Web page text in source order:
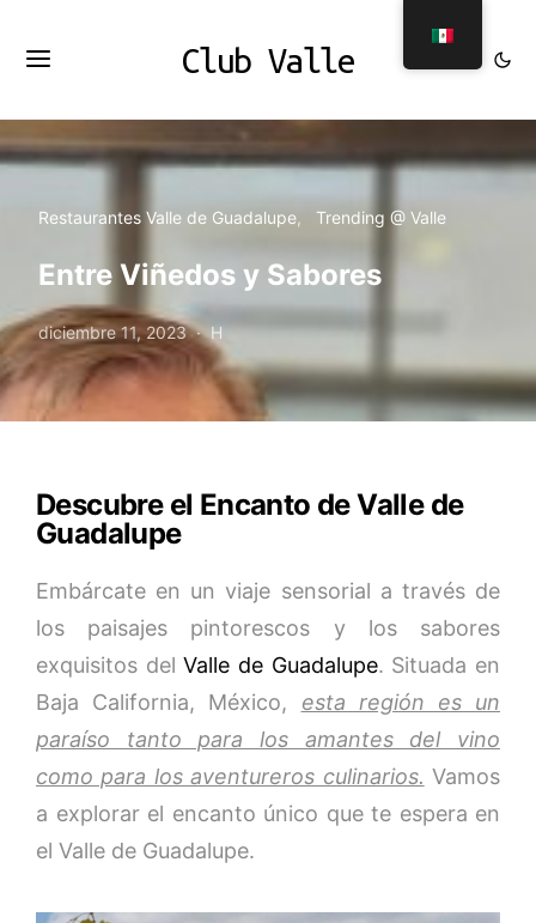
Club Valle
Restaurantes Valle de Guadalupe Trending @ Valle
Entre Viñedos y Sabores
diciembre 11, 2023 H
Descubre el Encanto de Valle de
Guadalupe
Embárcate en un viaje sensorial a través de
los paisajes pintorescos y los sabores
exquisitos delValle de Guadalupe. Situada en
Baja California, México, esta región es un
paraíso tanto para los amantes del vino
como para los aventureros culinarios. Vamos
a explorar el encanto único que te espera en
el Valle de Guadalupe.